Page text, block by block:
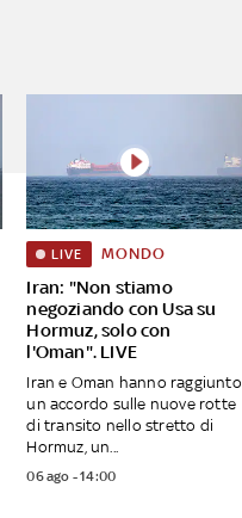
Iran: "Non stiamo
negoziando con Usa su
Hormuz, solo con
l'Oman". LIVE
LIVE MONDO
Iran e Oman hanno raggiunto
un accordo sulle nuove rotte
di transito nello stretto di
Hormuz, un...
06 ago - 14:00